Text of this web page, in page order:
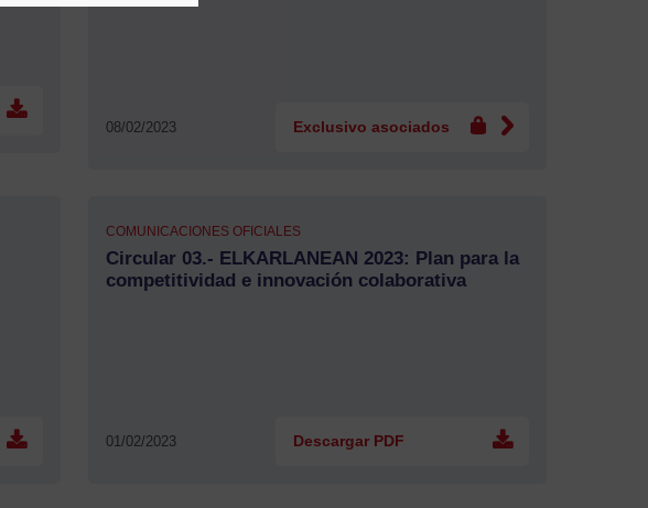
08/02/2023 Exclusivo asociados
COMUNICACIONES OFICIALES
Circular 03.- ELKARLANEAN 2023: Plan para la
competitividad e innovación colaborativa
01/02/2023 Descargar PDF